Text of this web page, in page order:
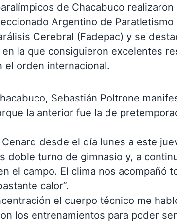
de Chacabuco
Argentino de
Cerebral (Fadepac) y se
la que consiguieron excelentes
el orden internacional.
Sebastián Poltrone
la anterior fue la de
Cenard desde el día lunes a este
doble turno de gimnasio y, a
el campo. El clima nos acompañó
calor”.
el cuerpo técnico me
los entrenamientos para poder